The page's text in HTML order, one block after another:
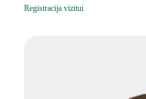
Registracija vizitui